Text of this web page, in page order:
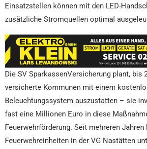
Einsatzstellen können mit den LED-
zusätzliche Stromquellen optimal
Die SV SparkassenVersicherung plant, bis
versicherte Kommunen mit einem
Beleuchtungssystem auszustatten – sie
fast eine Millionen Euro in diese
Feuerwehrförderung. Seit mehreren
Feuerwehreinheiten in der VG Nastätten